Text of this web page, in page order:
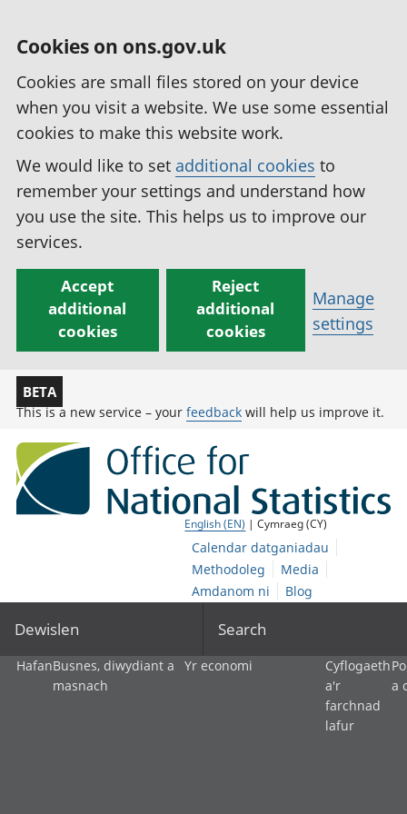
Cookies on ons.gov.uk
Cookies are small files stored on your device
when you visit a website. We use some essential
cookies to make this website work.
We would like to set additional cookies to
remember your settings and understand how
you use the site. This helps us to improve our
services.
Accept
additional
cookies
Reject
additional
cookies
Manage
settings
BETA
This is a new service – your feedback will help us improve it.
English (EN) | Cymraeg (CY)
Calendar datganiadau
Methodoleg
Media
Amdanom ni
Blog
Dewislen Search
HafanBusnes, diwydiant a
masnach
Yr economi
Cyflogaeth
a'r
farchnad
lafur
a